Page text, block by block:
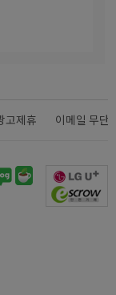
고제휴 이메일 무단